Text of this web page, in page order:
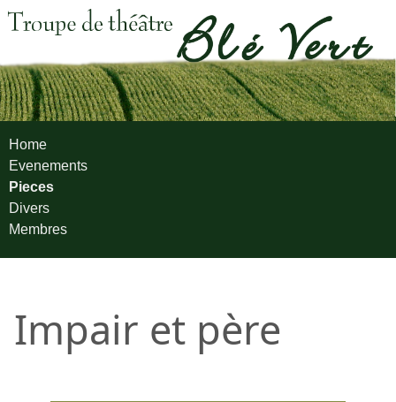
Home
Evenements
Pieces
Divers
Membres
Impair et père